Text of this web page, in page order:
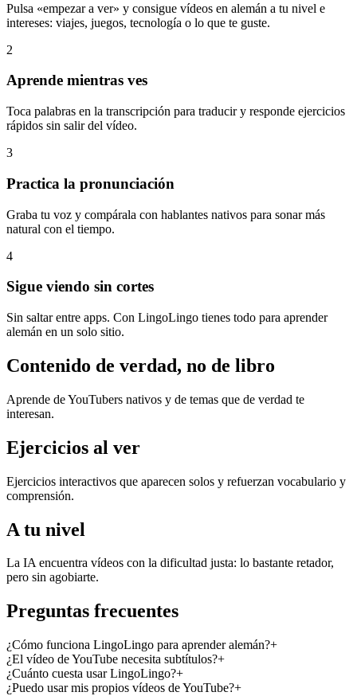
Pulsa «empezar a ver» y consigue vídeos en alemán a tu nivel e
intereses: viajes, juegos, tecnología o lo que te guste.
2
Aprende mientras ves
Toca palabras en la transcripción para traducir y responde ejercicios
rápidos sin salir del vídeo.
3
Practica la pronunciación
Graba tu voz y compárala con hablantes nativos para sonar más
natural con el tiempo.
4
Sigue viendo sin cortes
Sin saltar entre apps. Con LingoLingo tienes todo para aprender
alemán en un solo sitio.
Contenido de verdad, no de libro
Aprende de YouTubers nativos y de temas que de verdad te
interesan.
Ejercicios al ver
Ejercicios interactivos que aparecen solos y refuerzan vocabulario y
comprensión.
A tu nivel
La IA encuentra vídeos con la dificultad justa: lo bastante retador,
pero sin agobiarte.
Preguntas frecuentes
¿Cómo funciona LingoLingo para aprender alemán?+
¿El vídeo de YouTube necesita subtítulos?+
¿Cuánto cuesta usar LingoLingo?+
¿Puedo usar mis propios vídeos de YouTube?+